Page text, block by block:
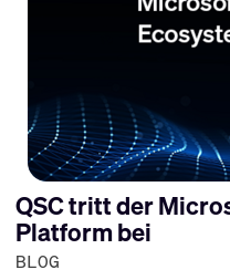
QSC tritt der
Platform bei
BLOG